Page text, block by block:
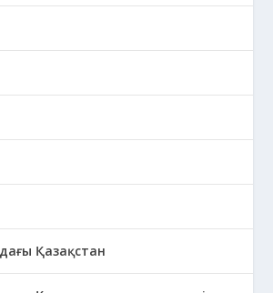
Қазақстан